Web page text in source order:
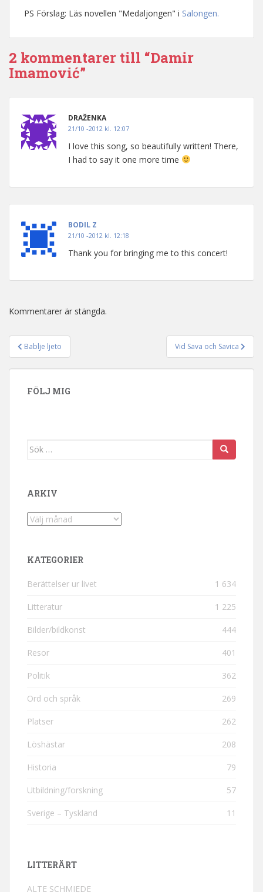
PS Förslag: Läs novellen "Medaljongen" i Salongen.
2 kommentarer till “Damir
Imamović”
DRAŽENKA
21/10 -2012 kl. 12:07
I love this song, so beautifully written! There,
I had to say it one more time
BODIL Z
21/10 -2012 kl. 12:18
Thank you for bringing me to this concert!
Kommentarer är stängda.
Inläggsnavigering
Bablje ljeto Vid Sava och Savica
FÖLJ MIG
Sök efter:
ARKIV
Arkiv
KATEGORIER
Berättelser ur livet 1 634
Litteratur 1 225
Bilder/bildkonst 444
Resor 401
Politik 362
Ord och språk 269
Platser 262
Löshästar 208
Historia 79
Utbildning/forskning 57
Sverige – Tyskland 11
LITTERÄRT
ALTE SCHMIEDE